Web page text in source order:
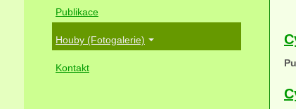
Publikace
Houby (Fotogalerie)
Kontakt